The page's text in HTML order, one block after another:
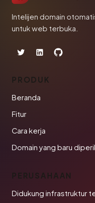
Intelijen domain
untuk web terbuka.
PRODUK
Beranda
Fitur
Cara kerja
Domain yang baru
PERUSAHAAN
Didukung infrastruktur